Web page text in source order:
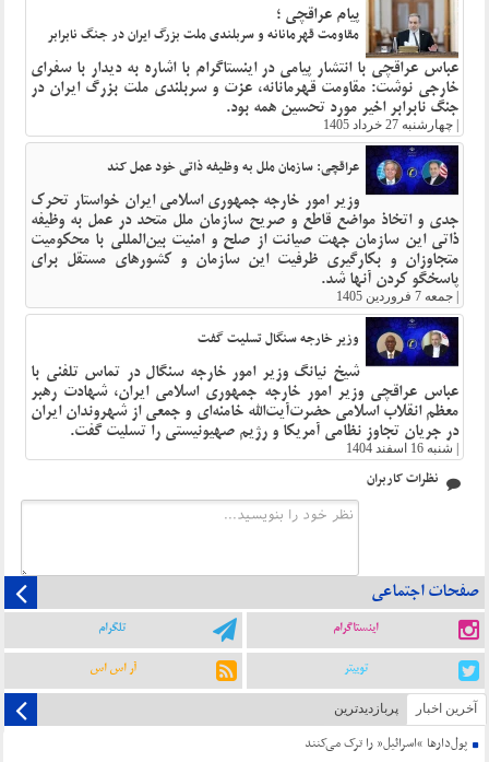
پیام عراقچی ؛
مقاومت قهرمانانه و سربلندی ملت بزرگ ایران در جنگ نابرابر
عباس عراقچی با انتشار پیامی در اینستاگرام با اشاره به دیدار با سفرای
خارجی نوشت: مقاومت قهرمانانه، عزت و سربلندی ملت بزرگ ایران در
جنگ نابرابر اخیر مورد تحسین همه بود.
چهارشنبه 27 خرداد 1405
عراقچی: سازمان ملل به وظیفه ذاتی خود عمل کند
وزیر امور خارجه جمهوری اسلامی ایران خواستار تحرک
جدی و اتخاذ مواضع قاطع و صریح سازمان ملل متحد در عمل به وظیفه
ذاتی این سازمان جهت صیانت از صلح و امنیت بین‌المللی با محکومیت
متجاوزان و بکارگیری ظرفیت این سازمان و کشورهای مستقل برای
پاسخگو کردن آنها شد.
جمعه 7 فروردین 1405
وزیر خارجه سنگال تسلیت گفت
شیخ نیانگ وزیر امور خارجه سنگال در تماس تلفنی با
عباس عراقچی وزیر امور خارجه جمهوری اسلامی ایران، شهادت رهبر
معظم انقلاب اسلامی حضرت‌آیت‌الله خامنه‌ای و جمعی از شهروندان ایران
در جریان تجاوز نظامی آمریکا و رژیم صهیونیستی را تسلیت گفت.
شنبه 16 اسفند 1404
نظرات کاربران
صفحات اجتماعی
اینستاگرام تلگرام
توییتر آر اس اس
آخرین اخبار پربازدیدترین
پول‌دارها “اسرائیل” را ترک می‌کنند